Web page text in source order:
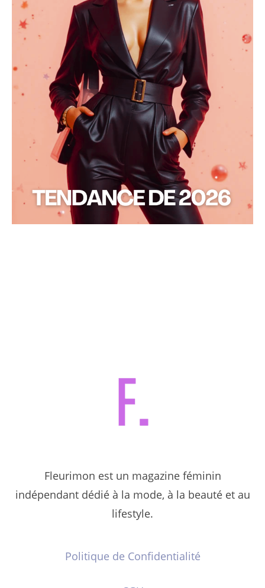
Fleurimon est un magazine féminin
indépendant dédié à la mode, à la beauté et au
lifestyle.
Politique de Confidentialité